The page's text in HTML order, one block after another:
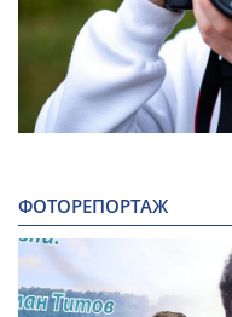
ФОТОРЕПОРТАЖ